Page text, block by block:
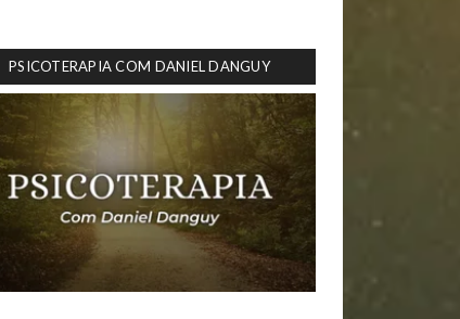
PSICOTERAPIA COM DANIEL DANGUY